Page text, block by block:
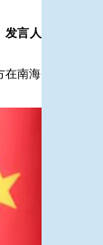
发言人
在南海